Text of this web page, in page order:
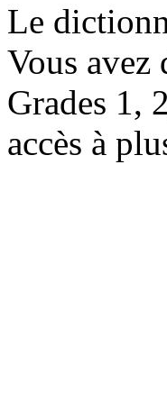
Le
Vous avez
Grades 1,
accès à